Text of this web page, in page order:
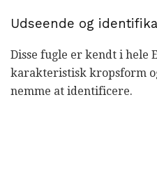
Udseende og
Disse fugle er kendt i hele
karakteristisk kropsform
nemme at identificere.